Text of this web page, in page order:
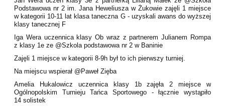
Podstawowa nr 2 im. Jana Heweliusza w Żukowie zajęli 1 miejsce
w kategorii 10-11 lat klasa taneczna G - uzyskali awans do wyższej
klasy tanecznej F
Iga Wera uczennica klasy Ob wraz z partnerem Julianem Rompa
z klasy 1e ze @Szkola podstawowa nr 2 w Baninie
Zajęli 1 miejsce w kategorii 8-9h był to ich pierwszy turniej.
Na miejscu wspierał @Paweł Zięba
Amelia Hukalowicz uczennica klasy 1b zajęła 2 miejsce w
Ogólnopolskim Turnieju Tańca Sportowego - łącznie wystąpiło
14 solistek